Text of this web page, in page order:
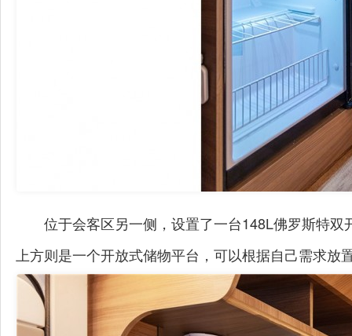
位于会客区另一侧，设置了一台148L佛罗斯特
上方则是一个开放式储物平台，可以根据自己需求